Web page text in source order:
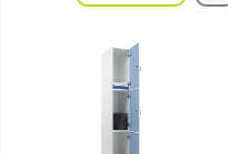
AFC
AMD
KEY